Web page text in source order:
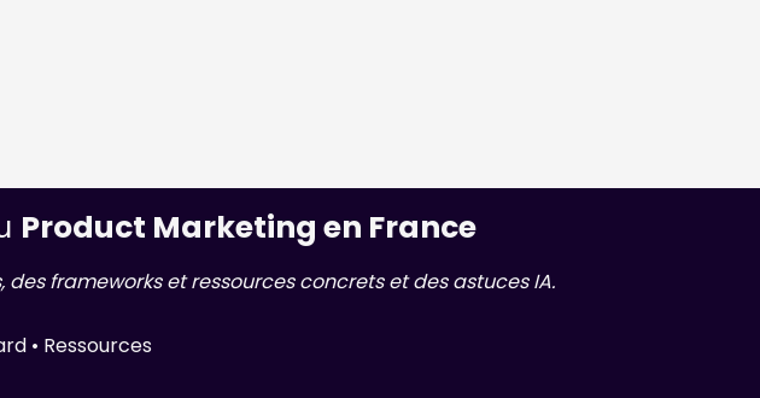
Product Marketing en France
frameworks et ressources concrets et des astuces IA.
• Ressources